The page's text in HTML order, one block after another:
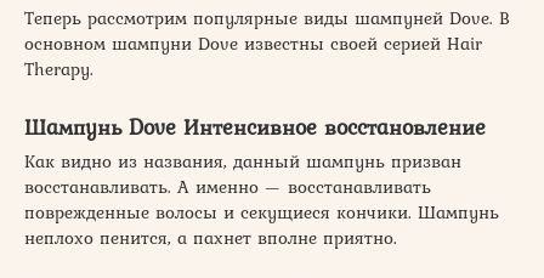
Теперь рассмотрим популярные виды шампуней Dove. В
основном шампуни Dove известны своей серией Hair
Therapy.
Шампунь Dove Интенсивное восстановление
Как видно из названия, данный шампунь призван
восстанавливать. А именно — восстанавливать
поврежденные волосы и секущиеся кончики. Шампунь
неплохо пенится, а пахнет вполне приятно.